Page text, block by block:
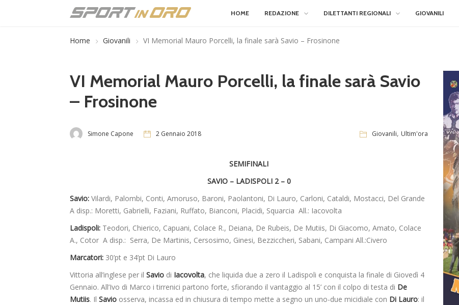
HOME REDAZIONE DILETTANTI REGIONALI GIOVANILI
Home Giovanili VI Memorial Mauro Porcelli, la finale sarà Savio – Frosinone
VI Memorial Mauro Porcelli, la finale sarà Savio
– Frosinone
Simone Capone 2 Gennaio 2018 Giovanili, Ultim'ora
SEMIFINALI
SAVIO – LADISPOLI 2 – 0
Savio: Vilardi, Palombi, Conti, Amoruso, Baroni, Paolantoni, Di Lauro, Carloni, Cataldi, Mostacci, Del Grande
A disp.: Moretti, Gabrielli, Faziani, Ruffato, Bianconi, Placidi, Squarcia All.: Iacovolta
Ladispoli: Teodori, Chierico, Capuani, Colace R., Deiana, De Rubeis, De Mutiis, Di Giacomo, Amato, Colace
A., Cotor A disp.: Serra, De Martinis, Cersosimo, Ginesi, Bezziccheri, Sabani, Campani All.:Civero
Marcatori: 30’pt e 34’pt Di Lauro
Vittoria all’inglese per il Savio di Iacovolta, che liquida due a zero il Ladispoli e conquista la finale di Giovedì 4
Gennaio. All’Ivo di Marco i tirrenici partono forte, sfiorando il vantaggio al 15’ con il colpo di testa di De
Mutiis. Il Savio osserva, incassa ed in chiusura di tempo mette a segno un uno-due micidiale con Di Lauro: il